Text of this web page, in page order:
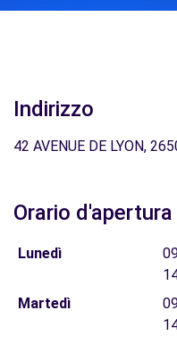
Indirizzo
42 AVENUE DE LYON,
Orario d'apertura
Lunedì
Martedì